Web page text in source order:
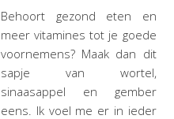
Behoort gezond eten en
meer vitamines tot je goede
voornemens? Maak dan dit
sapje van wortel,
sinaasappel en gember
eens. Ik voel me er in ieder